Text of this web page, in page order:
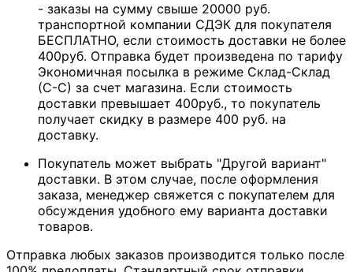
- заказы на сумму свыше 20000 руб.
транспортной компании СДЭК для покупателя
БЕСПЛАТНО, если стоимость доставки не более
400руб. Отправка будет произведена по тарифу
Экономичная посылка в режиме Склад-Склад
(С-С) за счет магазина. Если стоимость
доставки превышает 400руб., то покупатель
получает скидку в размере 400 руб. на
доставку.
Покупатель может выбрать "Другой вариант"
доставки. В этом случае, после оформления
заказа, менеджер свяжется с покупателем для
обсуждения удобного ему варианта доставки
товаров.
Отправка любых заказов производится только после